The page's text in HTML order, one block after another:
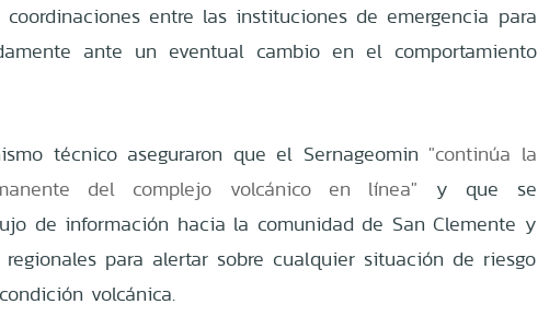
entre las instituciones de emergencia para
ante un eventual cambio en el comportamiento
técnico aseguraron que el Sernageomin "continúa la
del complejo volcánico en línea" y que se
de información hacia la comunidad de San Clemente y
para alertar sobre cualquier situación de riesgo
volcánica.